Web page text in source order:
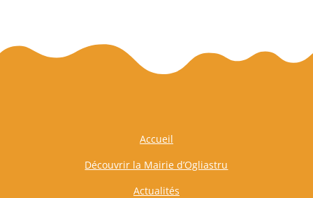
Accueil
Découvrir la Mairie d’Ogliastru
Actualités